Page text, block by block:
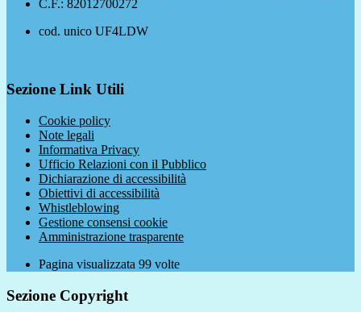
C.F.: 82012700272
cod. unico UF4LDW
Sezione Link Utili
Cookie policy
Note legali
Informativa Privacy
Ufficio Relazioni con il Pubblico
Dichiarazione di accessibilità
Obiettivi di accessibilità
Whistleblowing
Gestione consensi cookie
Amministrazione trasparente
Pagina visualizzata 99 volte
Sezione Copyright